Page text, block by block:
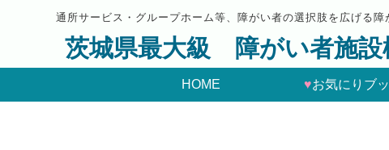
通所サービス・グループホーム等、障がい者の選択肢を広げる障
茨城県最大級 障がい者施設
HOME ♥お気にりブ